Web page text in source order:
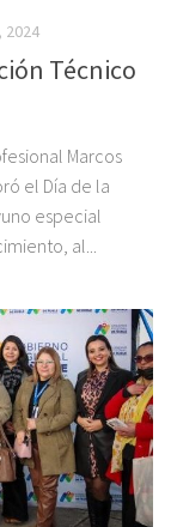
2024
Técnico
Marcos
el Día de la
especial
al...